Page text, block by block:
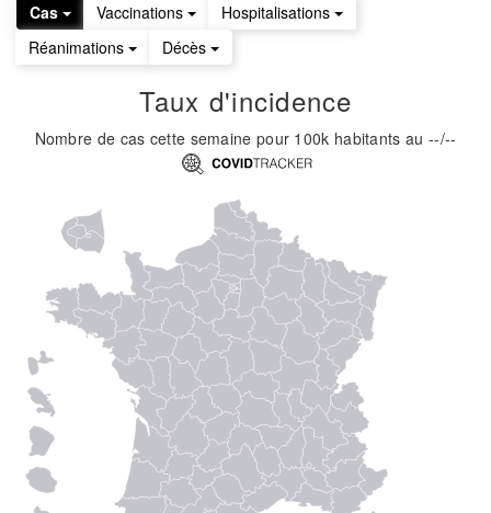
Cas Vaccinations
Hospitalisations
Réanimations
Décès
Taux d'incidence
Nombre de cas cette semaine pour 100k habitants au --/--